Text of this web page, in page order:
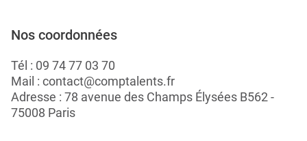
Nos coordonnées
Tél : 09 74 77 03 70
Mail : contact@comptalents.fr
Adresse : 78 avenue des Champs Élysées B562 -
75008 Paris